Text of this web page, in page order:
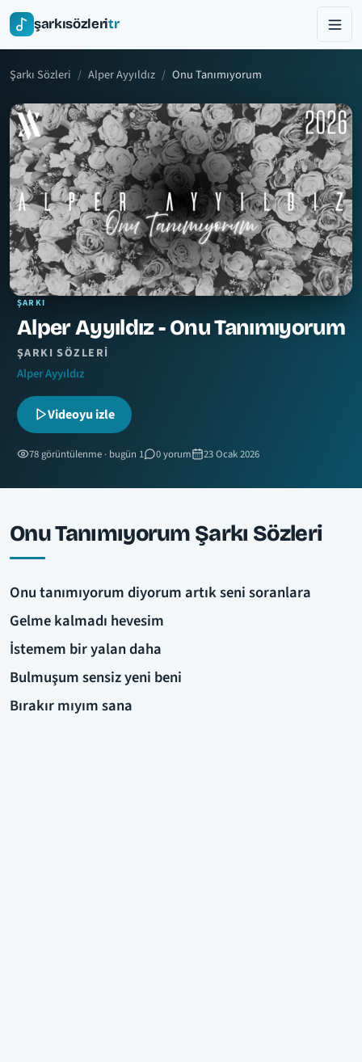
şarkısözleritr
Şarkı Sözleri Alper Ayyıldız Onu Tanımıyorum
ŞARKI
Alper Ayyıldız - Onu Tanımıyorum
ŞARKI SÖZLERI
Alper Ayyıldız
Videoyu izle
78 görüntülenme · bugün 1 0 yorum 23 Ocak 2026
Onu Tanımıyorum Şarkı Sözleri
Onu tanımıyorum diyorum artık seni soranlara
Gelme kalmadı hevesim
İstemem bir yalan daha
Bulmuşum sensiz yeni beni
Bırakır mıyım sana